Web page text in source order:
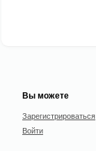
Вы можете
Зарегистрироваться
Войти